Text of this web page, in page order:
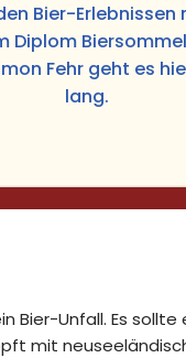
Bier-Unfall. Es sollte
mit
Bier-Erlebnissen
Diplom
Fehr geht es
lang.